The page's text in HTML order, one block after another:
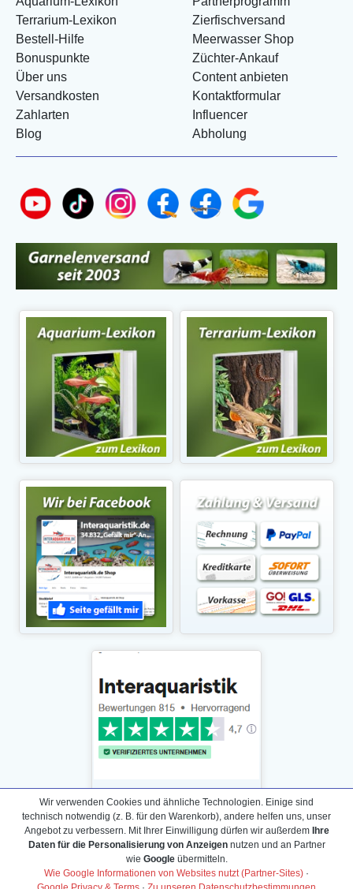
Terrarium-Lexikon
Bestell-Hilfe
Bonuspunkte
Über uns
Versandkosten
Zahlarten
Blog
Zierfischversand
Meerwasser Shop
Züchter-Ankauf
Content anbieten
Kontaktformular
Influencer
Abholung
Daten­schutz­erklärung
Widerrufs­recht /Widerrufs­formular
Wir verwenden Cookies und ähnliche Technologien. Einige sind
technisch notwendig (z. B. für den Warenkorb), andere helfen uns, unser
Angebot zu verbessern. Mit Ihrer Einwilligung dürfen wir außerdem Ihre
Daten für die Personalisierung von Anzeigennutzen und an Partner
wie Googleübermitteln.
Wie Google Informationen von Websites nutzt (Partner-Sites) ·